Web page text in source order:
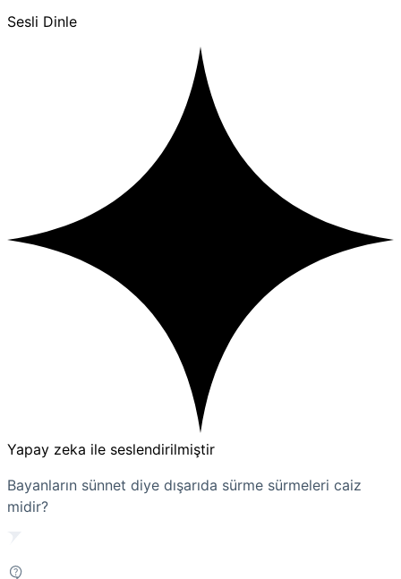
Sesli Dinle
Yapay zeka ile seslendirilmiştir
Bayanların sünnet diye dışarıda sürme sürmeleri caiz
midir?